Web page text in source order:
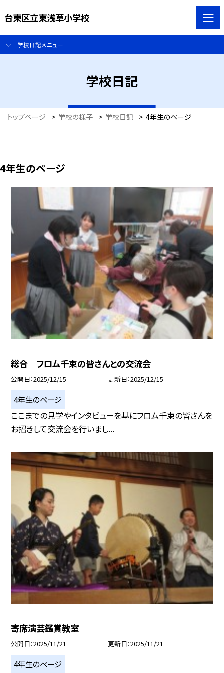
台東区立東浅草小学校
学校日記メニュー
学校日記
トップページ > 学校の様子 > 学校日記 > 4年生のページ
4年生のページ
総合 フロム千束の皆さんとの交流会
公開日 2025/12/15 更新日 2025/12/15
4年生のページ
ここまでの見学やインタビューを基にフロム千束の皆さんを
お招きして交流会を行いまし...
寄席演芸鑑賞教室
公開日 2025/11/21 更新日 2025/11/21
4年生のページ